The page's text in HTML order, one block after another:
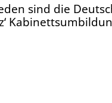
sind die